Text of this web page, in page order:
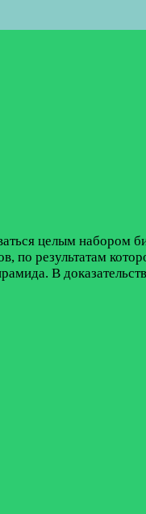
целым набором
по результатам
В